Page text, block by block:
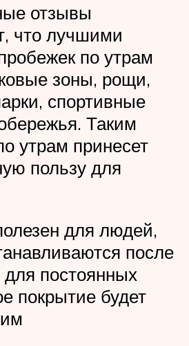
отзывы
что лучшими
по утрам
зоны, рощи,
спортивные
Таким
утрам принесет
пользу для
для людей,
после
постоянных
покрытие будет